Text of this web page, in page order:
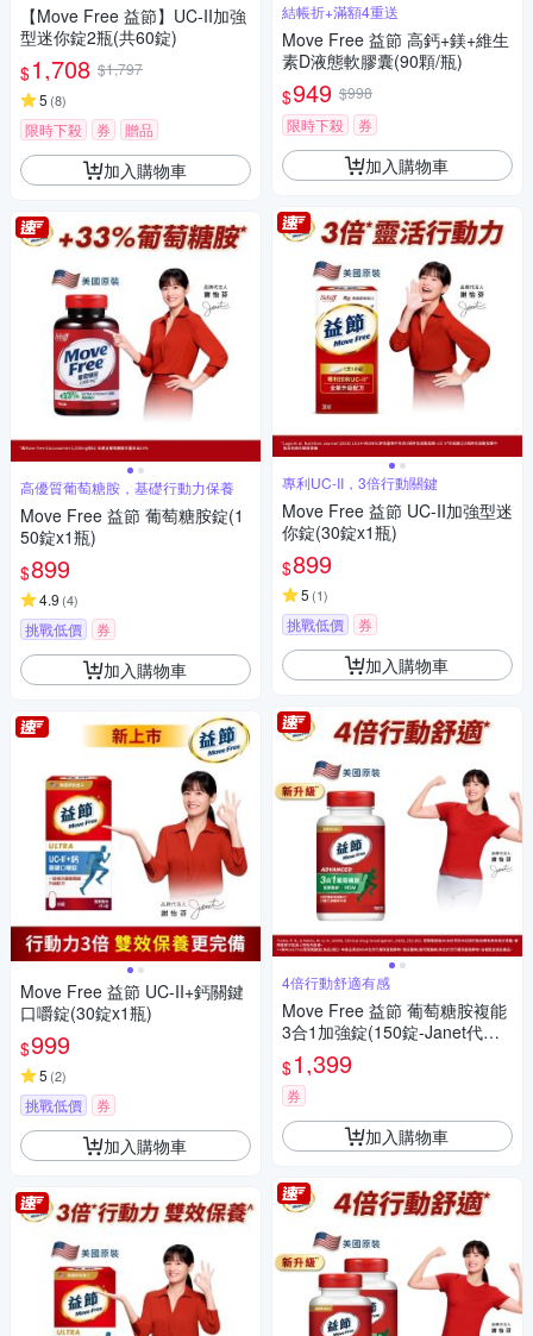
【Move Free 益節】UC-II加強
型迷你錠2瓶(共60錠)
$1,708 $1,797
5 (8)
限時下殺 券 贈品
加入購物車
高優質葡萄糖胺，基礎行動力保養
Move Free 益節 葡萄糖胺錠(1
50錠x1瓶)
$899
4.9 (4)
挑戰低價 券
加入購物車
Move Free 益節 UC-II+鈣關鍵
口嚼錠(30錠x1瓶)
$999
5 (2)
挑戰低價 券
加入購物車
結帳折+滿額4重送
Move Free 益節 高鈣+鎂+維生
素D液態軟膠囊(90顆/瓶)
$949 $998
限時下殺
券
加入購物車
專利UC-II，3倍行動關鍵
Move Free 益節 UC-II加強型迷
你錠(30錠x1瓶)
$899
5 (1)
挑戰低價 券
加入購物車
4倍行動舒適有感
Move Free 益節 葡萄糖胺複能
3合1加強錠(150錠-Janet代言/
玻尿酸鈉/MSM)
$1,399
券
加入購物車